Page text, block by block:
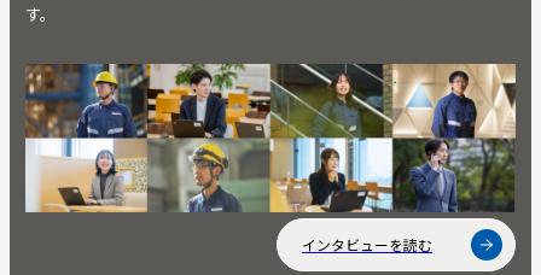
す。
インタビューを読む